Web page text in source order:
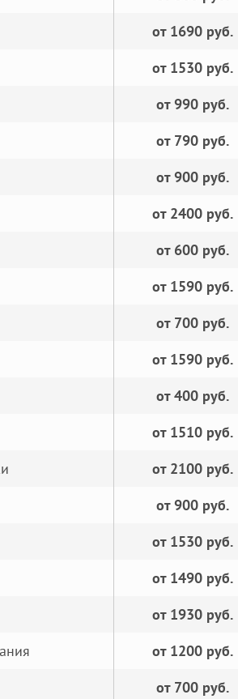
от 1690 руб.
от 1530 руб.
от 990 руб.
от 790 руб.
от 900 руб.
от 2400 руб.
от 600 руб.
от 1590 руб.
от 700 руб.
от 1590 руб.
от 400 руб.
от 1510 руб.
от 2100 руб.
от 900 руб.
от 1530 руб.
от 1490 руб.
от 1930 руб.
от 1200 руб.
от 700 руб.